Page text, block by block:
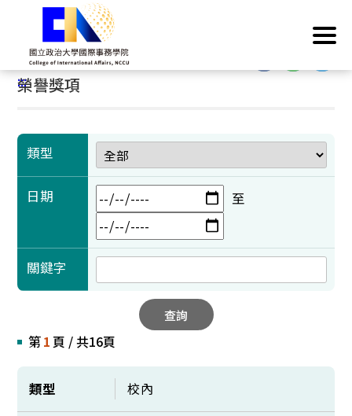
要
內
塊
首頁/學術成果/
:::
榮譽獎項
類型
日期 至
關鍵字
查詢
第1 頁 / 共16頁
類型 校內